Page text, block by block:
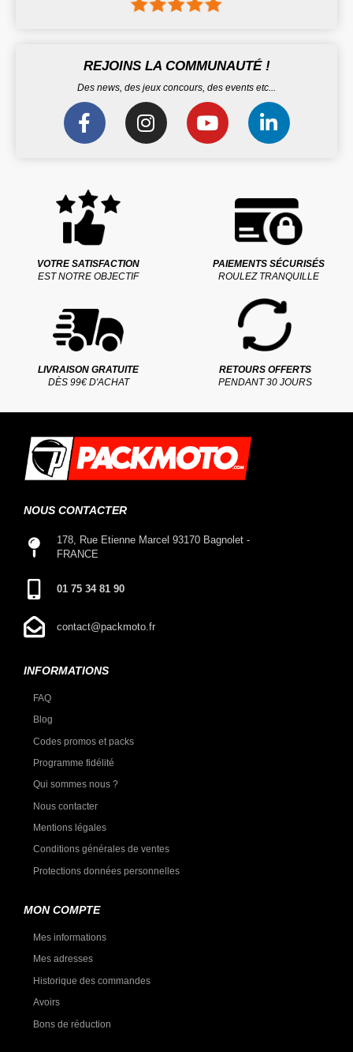
REJOINS LA COMMUNAUTÉ !
Des news, des jeux concours, des events etc...
VOTRE SATISFACTION
EST NOTRE OBJECTIF
PAIEMENTS SÉCURISÉS
ROULEZ TRANQUILLE
LIVRAISON GRATUITE
DÈS 99€ D'ACHAT
RETOURS OFFERTS
PENDANT 30 JOURS
NOUS CONTACTER
178, Rue Etienne Marcel 93170 Bagnolet -
FRANCE
01 75 34 81 90
contact@packmoto.fr
INFORMATIONS
FAQ
Blog
Codes promos et packs
Programme fidélité
Qui sommes nous ?
Nous contacter
Mentions légales
Conditions générales de ventes
Protections données personnelles
MON COMPTE
Mes informations
Mes adresses
Historique des commandes
Avoirs
Bons de réduction